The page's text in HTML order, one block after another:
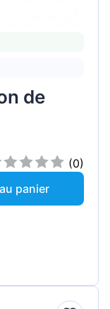
de
(0)
panier